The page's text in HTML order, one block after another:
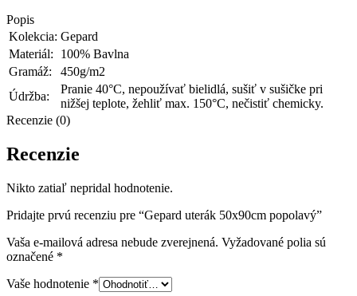
Popis
Kolekcia: Gepard
Materiál:
100% Bavlna
Gramáž:
450g/m2
Údržba:
Pranie 40°C, nepoužívať bielidlá, sušiť v sušičke pri
nižšej teplote, žehliť max. 150°C, nečistiť chemicky.
Recenzie (0)
Recenzie
Nikto zatiaľ nepridal hodnotenie.
Pridajte prvú recenziu pre “Gepard uterák 50x90cm popolavý”
Vaša e-mailová adresa nebude zverejnená. Vyžadované polia sú
označené *
Vaše hodnotenie *